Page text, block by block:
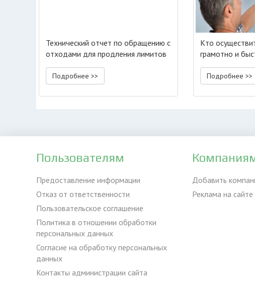
Технический отчет по обращению с
отходами для продления лимитов
Подробнее >>
Кто
грамотно и
Подробнее >>
Пользователям
Предоставление информации
Отказ от ответственности
Пользовательское соглашение
Политика в отношении обработки
персональных данных
Согласие на обработку персональных
данных
Контакты администрации сайта
Добавить
Реклама на сайте